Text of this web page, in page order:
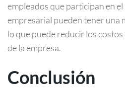
empleados que participan en
empresarial pueden tener una
lo que puede reducir los
de la empresa.
Conclusión